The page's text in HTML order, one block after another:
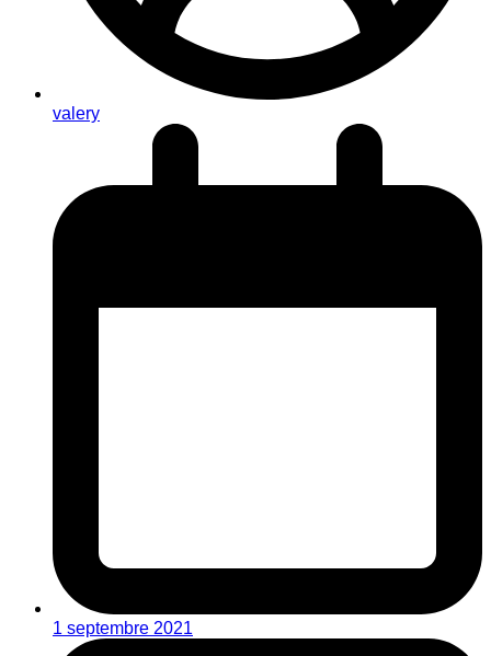
valery
1 septembre 2021